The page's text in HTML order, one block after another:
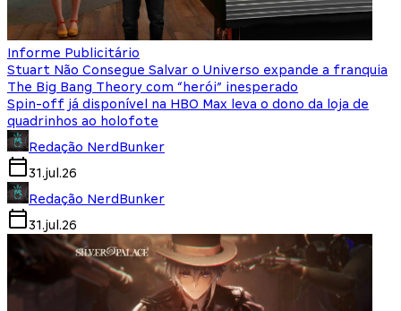
Informe Publicitário
Stuart Não Consegue Salvar o Universo expande a franquia
The Big Bang Theory com “herói” inesperado
Spin-off já disponível na HBO Max leva o dono da loja de
quadrinhos ao holofote
Redação NerdBunker
31.jul.26
Redação NerdBunker
31.jul.26